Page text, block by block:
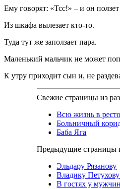
Ему говорят: «Тсс!» – и он
Из шкафа вылезает кто-то.
Туда тут же заползает пара.
Маленький мальчик не может
К утру приходит сын и, не
Свежие страницы из
Всю жизнь в
Больничный
Баба Яга
Предыдущие страницы
Эльдару Рязанову
Владику
В гостях у